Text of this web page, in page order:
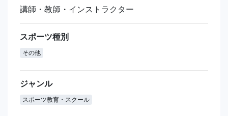
講師・教師・インストラクター
スポーツ種別
その他
ジャンル
スポーツ教育・スクール